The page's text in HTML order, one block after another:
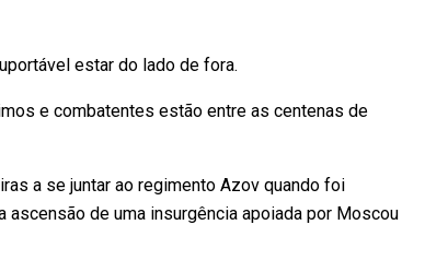
estar do lado de fora.
e combatentes estão entre as centenas de
a se juntar ao regimento Azov quando foi
ascensão de uma insurgência apoiada por Moscou